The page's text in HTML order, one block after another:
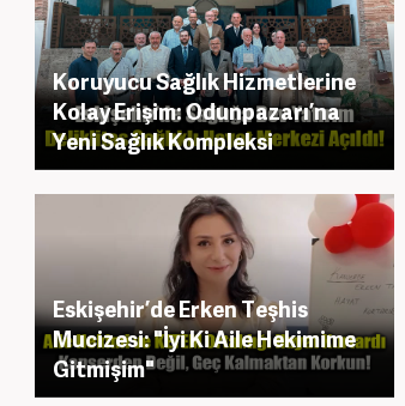
Koruyucu Sağlık Hizmetlerine
Kolay Erişim: Odunpazarı’na
Yeni Sağlık Kompleksi
Eskişehir’de Erken Teşhis
Mucizesi: "İyi Ki Aile Hekimime
Gitmişim"